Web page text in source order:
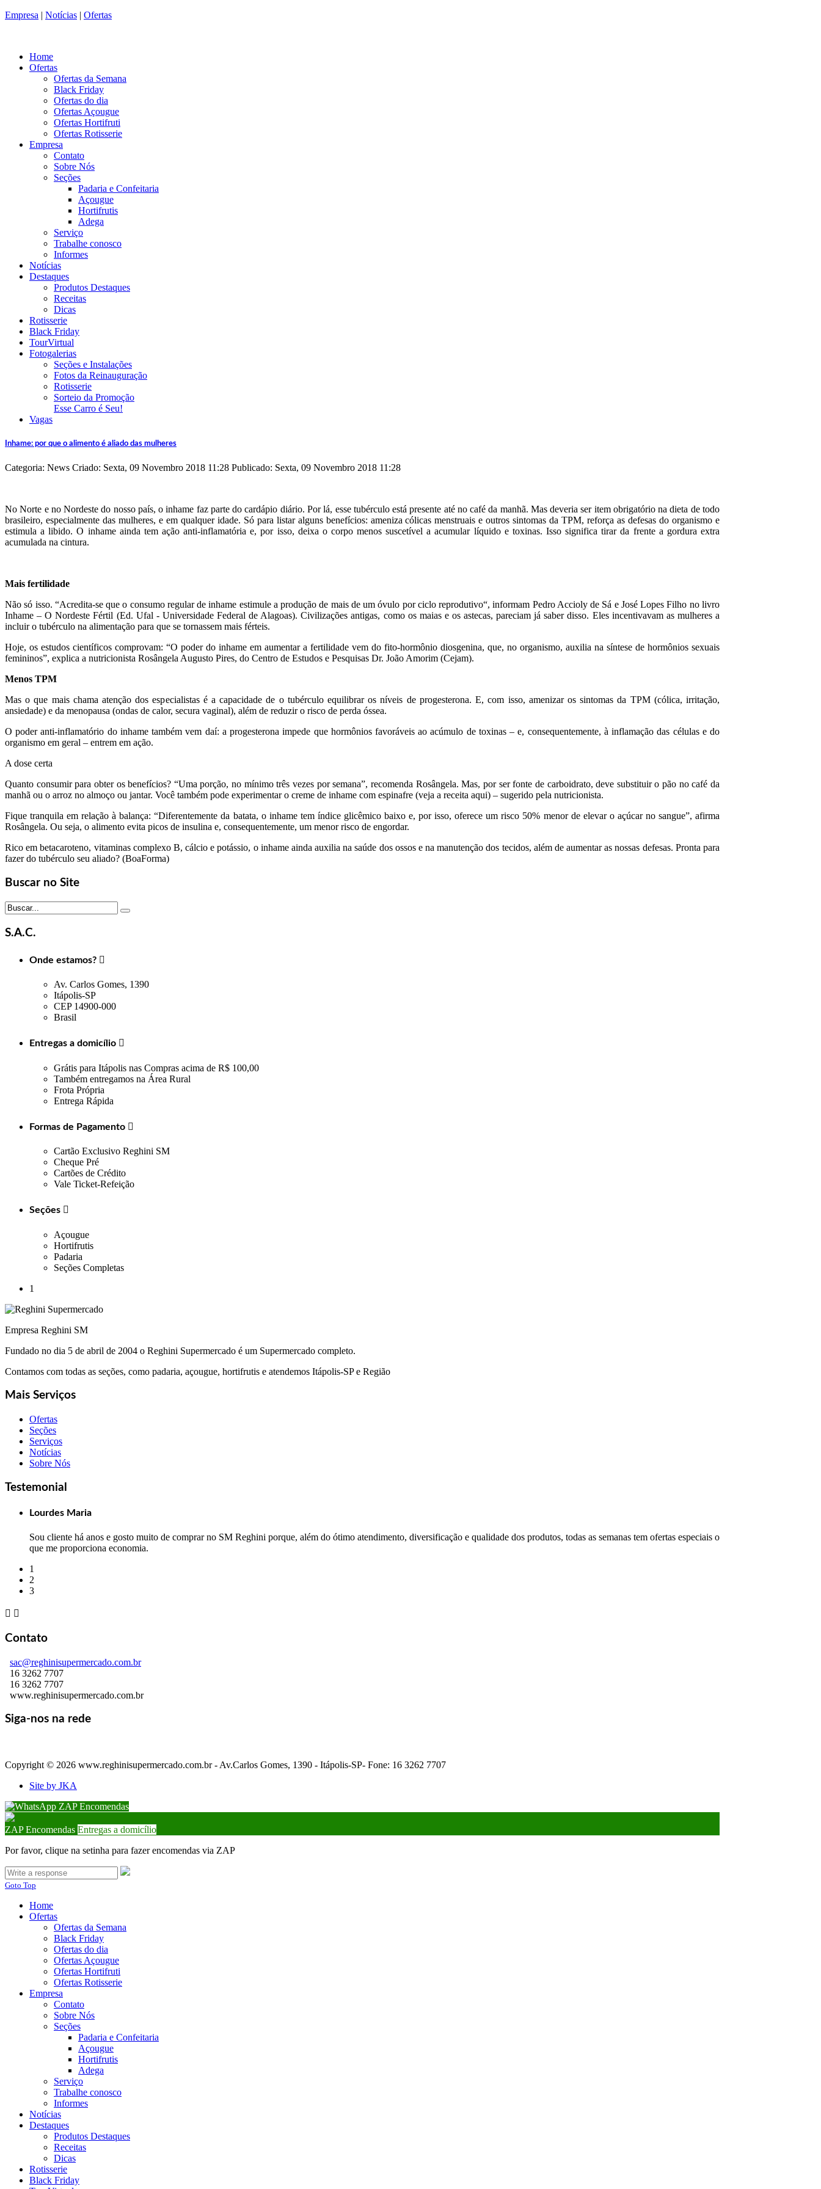
Empresa | Notícias | Ofertas
Home
Ofertas
Ofertas da Semana
Black Friday
Ofertas do dia
Ofertas Açougue
Ofertas Hortifruti
Ofertas Rotisserie
Empresa
Contato
Sobre Nós
Seções
Padaria e Confeitaria
Açougue
Hortifrutis
Adega
Serviço
Trabalhe conosco
Informes
Notícias
Destaques
Produtos Destaques
Receitas
Dicas
Rotisserie
Black Friday
TourVirtual
Fotogalerias
Seções e Instalações
Fotos da Reinauguração
Rotisserie
Sorteio da Promoção
Esse Carro é Seu!
Vagas
Inhame: por que o alimento é aliado das mulheres
Categoria: News Criado: Sexta, 09 Novembro 2018 11:28 Publicado: Sexta, 09 Novembro 2018 11:28
No Norte e no Nordeste do nosso país, o inhame faz parte do cardápio diário. Por lá, esse tubérculo está presente até no café da manhã. Mas deveria ser item obrigatório na dieta de todo
brasileiro, especialmente das mulheres, e em qualquer idade. Só para listar alguns benefícios: ameniza cólicas menstruais e outros sintomas da TPM, reforça as defesas do organismo e
estimula a libido. O inhame ainda tem ação anti-inflamatória e, por isso, deixa o corpo menos suscetível a acumular líquido e toxinas. Isso significa tirar da frente a gordura extra
acumulada na cintura.
Mais fertilidade
Não só isso. “Acredita-se que o consumo regular de inhame estimule a produção de mais de um óvulo por ciclo reprodutivo“, informam Pedro Accioly de Sá e José Lopes Filho no livro
Inhame – O Nordeste Fértil (Ed. Ufal ­- Universidade Federal de Alagoas). Civilizações antigas, como os maias e os astecas, pareciam já saber disso. Eles incentivavam as mulheres a
incluir o tubérculo na alimentação para que se tornassem mais férteis.
Hoje, os estudos científicos comprovam: “O poder do inhame em aumentar a fertilidade vem do fito-hormônio diosgenina, que, no organismo, auxilia na síntese de hormônios sexuais
femininos”, explica a nutricionista Rosângela Augusto Pires, do Centro de Estudos e Pesquisas Dr. João Amorim (Cejam).
Menos TPM
Mas o que mais chama atenção dos especialistas é a capacidade de o tubérculo equilibrar os níveis de progesterona. E, com isso, amenizar os sintomas da TPM (cólica, irritação,
ansiedade) e da menopausa (ondas de calor, secura vaginal), além de reduzir o risco de perda óssea.
O poder anti-inflamatório do inhame também vem daí: a progesterona impede que hormônios favoráveis ao acúmulo de toxinas – e, consequentemente, à inflamação das células e do
organismo em geral – entrem em ação.
A dose certa
Quanto consumir para obter os benefícios? “Uma porção, no mínimo três vezes por semana”, recomenda Rosângela. Mas, por ser fonte de carboidrato, deve substituir o pão no café da
manhã ou o arroz no almoço ou jantar. Você também pode experimentar o creme de inhame com espinafre (veja a receita aqui) – sugerido pela nutricionista.
Fique tranquila em relação à balança: “Diferentemente da batata, o inhame tem índice glicêmico baixo e, por isso, oferece um risco 50% menor de elevar o açúcar no sangue”, afirma
Rosângela. Ou seja, o alimento evita picos de insulina e, consequentemente, um menor risco de engordar.
Rico em betacaroteno, vitaminas complexo B, cálcio e potássio, o inhame ainda auxilia na saúde dos ossos e na manutenção dos tecidos, além de aumentar as nossas defesas. Pronta para
fazer do tubérculo seu aliado? (BoaForma)
Buscar no Site
S.A.C.
Onde estamos?
Av. Carlos Gomes, 1390
Itápolis-SP
CEP 14900-000
Brasil
Entregas a domicílio 
Grátis para Itápolis nas Compras acima de R$ 100,00
Também entregamos na Área Rural
Frota Própria
Entrega Rápida
Formas de Pagamento
Cartão Exclusivo Reghini SM
Cheque Pré
Cartões de Crédito
Vale Ticket-Refeição
Seções 
Açougue
Hortifrutis
Padaria
Seções Completas
1
Empresa Reghini SM
Fundado no dia 5 de abril de 2004 o Reghini Supermercado é um Supermercado completo.
Contamos com todas as seções, como padaria, açougue, hortifrutis e atendemos Itápolis-SP e Região
Mais Serviços
Ofertas
Seções
Serviços
Notícias
Sobre Nós
Testemonial
Lourdes Maria
Sou cliente há anos e gosto muito de comprar no SM Reghini porque, além do ótimo atendimento, diversificação e qualidade dos produtos, todas as semanas tem ofertas especiais o
que me proporciona economia.
1
2
3
 
Contato
sac@reghinisupermercado.com.br
16 3262 7707
16 3262 7707
www.reghinisupermercado.com.br
Siga-nos na rede
Copyright © 2026 www.reghinisupermercado.com.br - Av.Carlos Gomes, 1390 - Itápolis-SP- Fone: 16 3262 7707
Site by JKA
ZAP Encomendas
ZAP Encomendas Entregas a domicílio
Por favor, clique na setinha para fazer encomendas via ZAP
Goto Top
Home
Ofertas
Ofertas da Semana
Black Friday
Ofertas do dia
Ofertas Açougue
Ofertas Hortifruti
Ofertas Rotisserie
Empresa
Contato
Sobre Nós
Seções
Padaria e Confeitaria
Açougue
Hortifrutis
Adega
Serviço
Trabalhe conosco
Informes
Notícias
Destaques
Produtos Destaques
Receitas
Dicas
Rotisserie
Black Friday